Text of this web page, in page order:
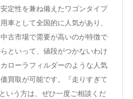
定性を兼ね備えたワゴンタイプ
車として全国的に人気があり、
古市場で需要が高いのが特徴で
といって、値段がつかないわけ
ローラフィルダーのような人気
買取が可能です。『走りすぎて
いう方は、ぜひ一度ご相談くだ